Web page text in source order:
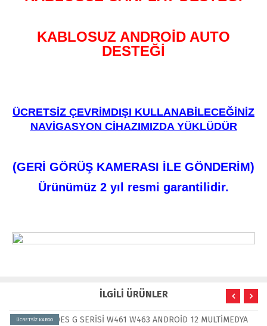
KABLOSUZ ANDROİD AUTO
DESTEĞİ
ÜCRETSİZ ÇEVRİMDIŞI KULLANABİLECEĞİNİZ
NAVİGASYON CİHAZIMIZDA YÜKLÜDÜR
(GERİ GÖRÜŞ KAMERASI İLE GÖNDERİM)
Ürünümüz 2 yıl resmi garantilidir.
İLGİLİ ÜRÜNLER
ÜCRETSİZ KARGO